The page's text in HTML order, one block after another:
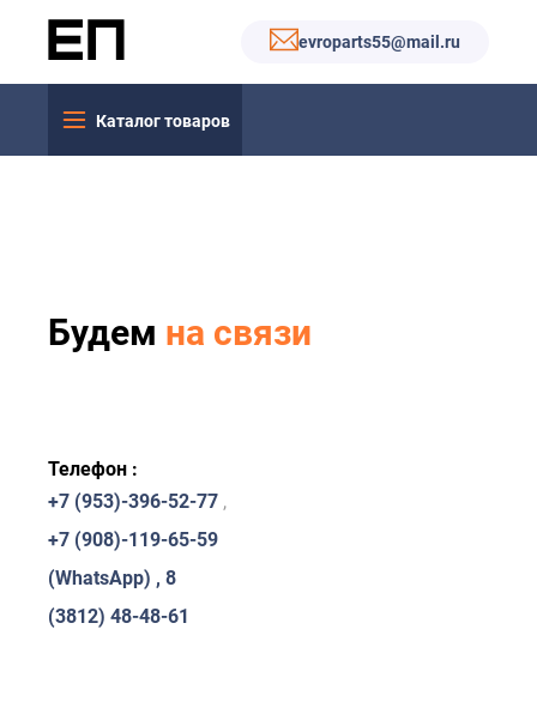
evroparts55@mail.ru
Каталог товаров
Будем на связи
Телефон :
+7 (953)-396-52-77 ,
+7 (908)-119-65-59
(WhatsApp) , 8
(3812) 48-48-61